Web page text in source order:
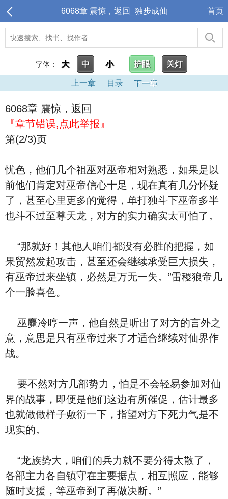
6068章 震惊，返回_独步成仙 首页
字体： 大 中 小 护眼 关灯
上一章 目录 下一章
6068章 震惊，返回
『章节错误,点此举报』
第(2/3)页
忧色，他们几个祖巫对巫帝相对熟悉，如果是以
前他们肯定对巫帝信心十足，现在真有几分怀疑
了，甚至心里更多的觉得，单打独斗下巫帝多半
也斗不过至尊天龙，对方的实力确实太可怕了。
“那就好！其他人咱们都没有必胜的把握，如
果贸然发起攻击，甚至还会继续承受巨大损失，
有巫帝过来坐镇，必然是万无一失。”雷稷狼帝几
个一脸喜色。
巫麑冷哼一声，他自然是听出了对方的言外之
意，意思是只有巫帝过来了才适合继续对仙界作
战。
要不然对方几部势力，怕是不会轻易参加对仙
界的战事，即便是他们这边有所催促，估计最多
也就做做样子敷衍一下，指望对方下死力气是不
现实的。
“龙族势大，咱们的兵力就不要分得太散了，
各部主力各自镇守在主要据点，相互照应，能够
随时支援，等巫帝到了再做决断。”